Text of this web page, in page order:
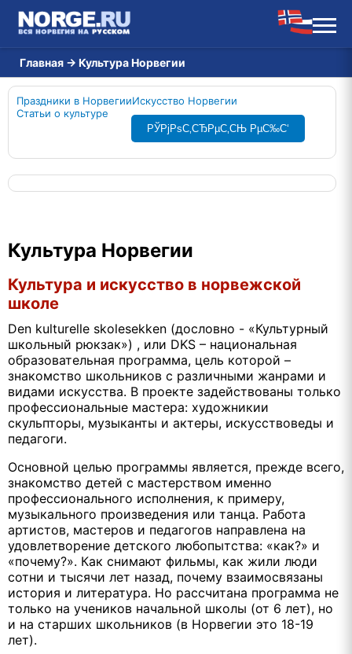
Главная → Культура Норвегии
Праздники в НорвегииИскусство Норвегии
Статьи о культуре
РЎРјРѕС‚СЂРµС‚СЊ РµС‰С‘
Культура Норвегии
Культура и искусство в норвежской
школе
Den kulturelle skolesekken (дословно - «Культурный
школьный рюкзак») , или DKS – национальная
образовательная программа, цель которой –
знакомство школьников с различными жанрами и
видами искусства. В проекте задействованы только
профессиональные мастера: художникии
скульпторы, музыканты и актеры, искусствоведы и
педагоги.
Основной целью программы является, прежде всего,
знакомство детей с мастерством именно
профессионального исполнения, к примеру,
музыкального произведения или танца. Работа
артистов, мастеров и педагогов направлена на
удовлетворение детского любопытства: «как?» и
«почему?». Как снимают фильмы, как жили люди
сотни и тысячи лет назад, почему взаимосвязаны
история и литература. Но рассчитана программа не
только на учеников начальной школы (от 6 лет), но
и на старших школьников (в Норвегии это 18-19
лет).